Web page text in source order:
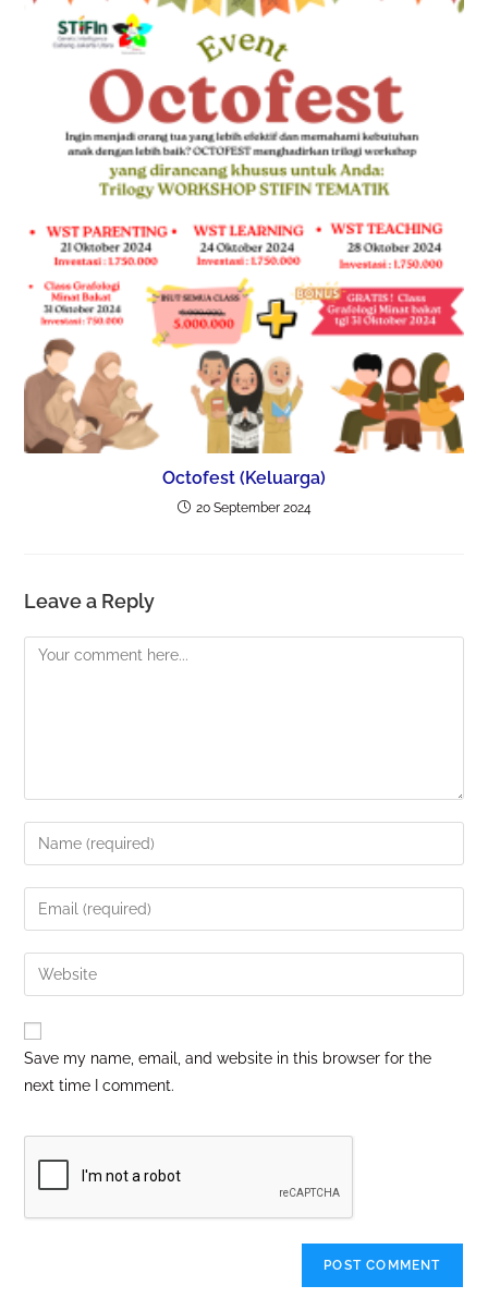
Octofest (Keluarga)
20 September 2024
Leave a Reply
Save my name, email, and website in this browser for the
next time I comment.